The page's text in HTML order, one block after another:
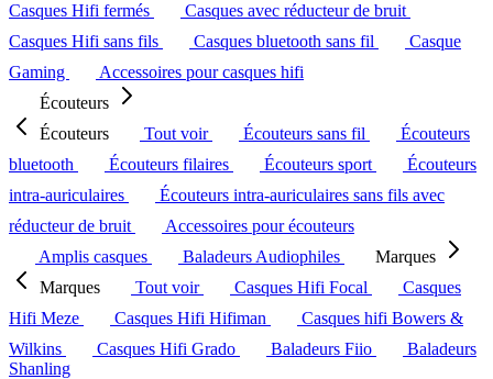
Casques Hifi fermés
Casques avec réducteur de bruit
Casques Hifi sans fils
Casques bluetooth sans fil
Casque
Gaming
Accessoires pour casques hifi
Écouteurs
Écouteurs
Tout voir Écouteurs sans fil
Écouteurs
bluetooth
Écouteurs filaires Écouteurs sport
Écouteurs
intra-auriculaires
Écouteurs intra-auriculaires sans fils avec
réducteur de bruit
Accessoires pour écouteurs
Amplis casques
Baladeurs Audiophiles
Marques
Marques
Tout voir Casques Hifi Focal
Casques
Hifi Meze
Casques Hifi Hifiman
Casques hifi Bowers &
Wilkins
Casques Hifi Grado Baladeurs Fiio
Baladeurs
Shanling